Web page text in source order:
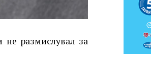
не размислувал за